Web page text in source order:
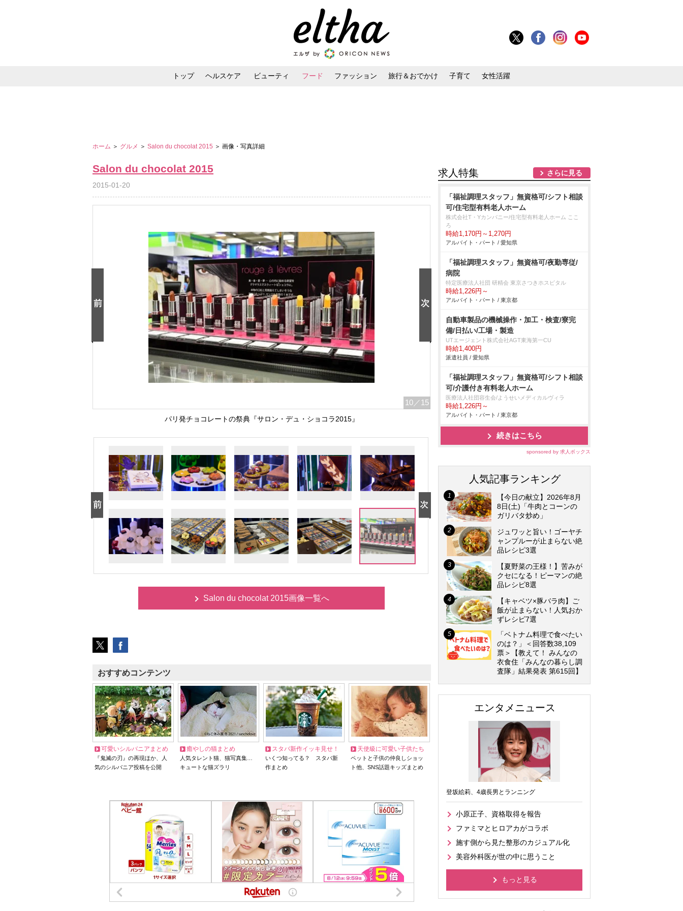
トップ ヘルスケア ビューティ フード ファッション 旅行＆おでかけ 子育て 女性活躍
ホーム ＞ グルメ ＞ Salon du chocolat 2015 ＞ 画像・写真詳細
Salon du chocolat 2015
2015-01-20
10 ／15
パリ発チョコレートの祭典『サロン・デュ・ショコラ2015』
Salon du chocolat 2015画像一覧へ
おすすめコンテンツ
可愛いシルバニアまとめ
『鬼滅の刃』の再現ほか、人
気のシルバニア投稿を公開
癒やしの猫まとめ
人気タレント猫、猫写真集…
キュートな猫ズラリ
スタバ新作イッキ見せ！
いくつ知ってる？ スタバ新
作まとめ
天使級に可愛い子供たち
ペットと子供の仲良しショッ
ト他、SNS話題キッズまとめ
求人特集 さらに見る
「福祉調理スタッフ」無資格可/シフト相談
可/住宅型有料老人ホーム
株式会社T・Yカンパニー/住宅型有料老人ホーム ここ
ろ
時給1,170円～1,270円
アルバイト・パート / 愛知県
「福祉調理スタッフ」無資格可/夜勤専従/
病院
特定医療法人社団 研精会 東京さつきホスピタル
時給1,226円～
アルバイト・パート / 東京都
自動車製品の機械操作・加工・検査/寮完
備/日払い/工場・製造
UTエージェント株式会社AGT東海第一CU
時給1,400円
派遣社員 / 愛知県
「福祉調理スタッフ」無資格可/シフト相談
可/介護付き有料老人ホーム
医療法人社団容生会/ようせいメディカルヴィラ
時給1,226円～
アルバイト・パート / 東京都
続きはこちら
sponsored by 求人ボックス
人気記事ランキング
【今日の献立】2026年8月
8日(土)「牛肉とコーンの
ガリバタ炒め」
ジュワッと旨い！ゴーヤチ
ャンプルーが止まらない絶
品レシピ3選
【夏野菜の王様！】苦みが
クセになる！ピーマンの絶
品レシピ8選
【キャベツ×豚バラ肉】ご
飯が止まらない！人気おか
ずレシピ7選
「ベトナム料理で食べたい
のは？」＜回答数38,109
票＞【教えて！ みんなの
衣食住「みんなの暮らし調
査隊」結果発表 第615回】
エンタメニュース
登坂絵莉、4歳長男とランニング
小原正子、資格取得を報告
ファミマとヒロアカがコラボ
施す側から見た整形のカジュアル化
美容外科医が世の中に思うこと
もっと見る